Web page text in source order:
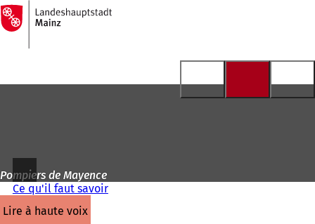
Accéder au contenu
Vers
la
page
d'accueil
Pompiers de Mayence
Ce qu'il faut savoir
lire à haute voix